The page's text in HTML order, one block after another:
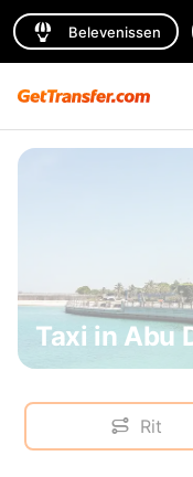
Belevenissen
Taxi in Abu
Rit